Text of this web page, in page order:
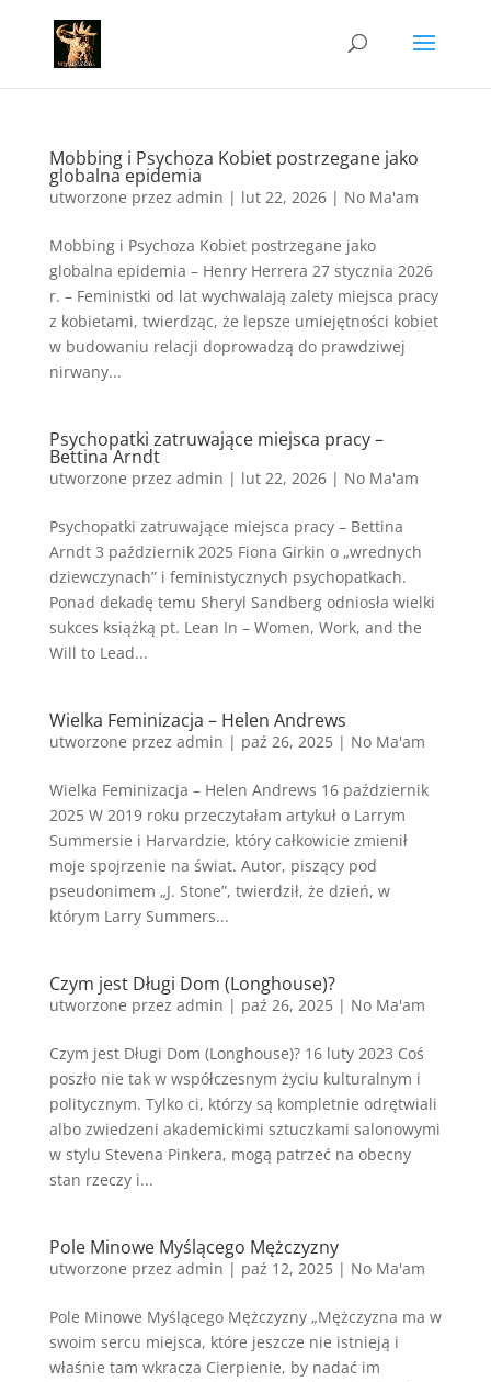
Mobbing i Psychoza Kobiet postrzegane jako
globalna epidemia
utworzone przez admin | lut 22, 2026| No Ma'am
Mobbing i Psychoza Kobiet postrzegane jako
globalna epidemia – Henry Herrera 27 stycznia 2026
r. – Feministki od lat wychwalają zalety miejsca pracy
z kobietami, twierdząc, że lepsze umiejętności kobiet
w budowaniu relacji doprowadzą do prawdziwej
nirwany...
Psychopatki zatruwające miejsca pracy –
Bettina Arndt
utworzone przez admin | lut 22, 2026| No Ma'am
Psychopatki zatruwające miejsca pracy – Bettina
Arndt 3 październik 2025 Fiona Girkin o „wrednych
dziewczynach” i feministycznych psychopatkach.
Ponad dekadę temu Sheryl Sandberg odniosła wielki
sukces książką pt. Lean In – Women, Work, and the
Will to Lead...
Wielka Feminizacja – Helen Andrews
utworzone przez admin | paź 26, 2025| No Ma'am
Wielka Feminizacja – Helen Andrews 16 październik
2025 W 2019 roku przeczytałam artykuł o Larrym
Summersie i Harvardzie, który całkowicie zmienił
moje spojrzenie na świat. Autor, piszący pod
pseudonimem „J. Stone”, twierdził, że dzień, w
którym Larry Summers...
Czym jest Długi Dom (Longhouse)?
utworzone przez admin | paź 26, 2025| No Ma'am
Czym jest Długi Dom (Longhouse)? 16 luty 2023 Coś
poszło nie tak w współczesnym życiu kulturalnym i
politycznym. Tylko ci, którzy są kompletnie odrętwiali
albo zwiedzeni akademickimi sztuczkami salonowymi
w stylu Stevena Pinkera, mogą patrzeć na obecny
stan rzeczy i...
Pole Minowe Myślącego Mężczyzny
utworzone przez admin | paź 12, 2025| No Ma'am
Pole Minowe Myślącego Mężczyzny „Mężczyzna ma w
swoim sercu miejsca, które jeszcze nie istnieją i
właśnie tam wkracza Cierpienie, by nadać im